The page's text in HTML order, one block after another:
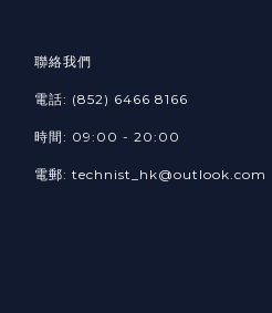
聯絡我們
電話: (852) 6466 8166
時間: 09:00 - 20:00
電郵: technist_hk@outlook.com